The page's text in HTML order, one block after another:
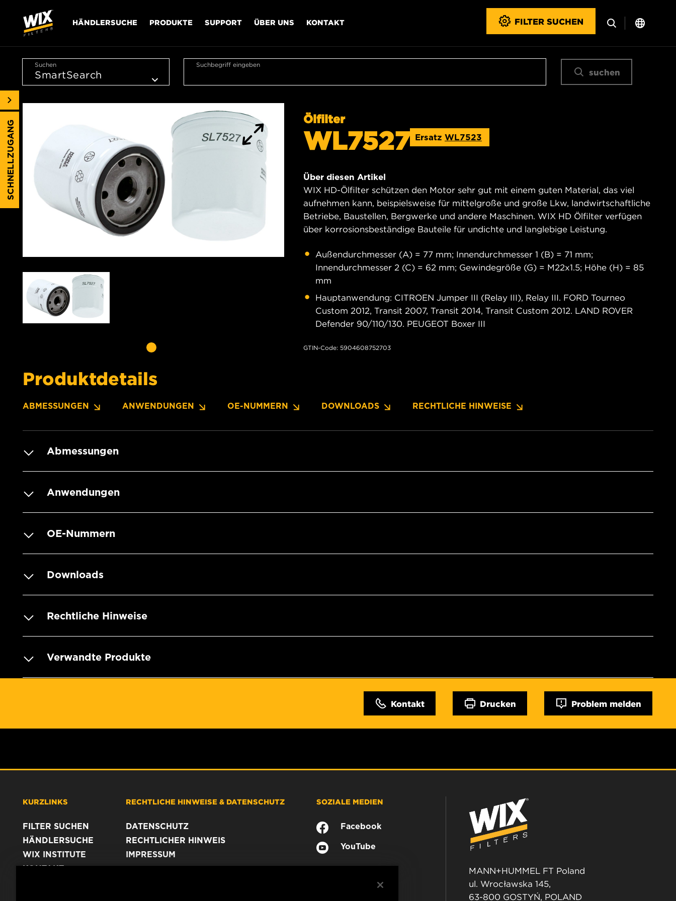
HÄNDLERSUCHE PRODUKTE SUPPORT ÜBER UNS KONTAKT FILTER SUCHEN
Suchen Suchbegriff eingeben
suchen
Ölfilter
WL7527 Ersatz WL7523
Über diesen Artikel
WIX HD-Ölfilter schützen den Motor sehr gut mit einem guten Material, das viel
aufnehmen kann, beispielsweise für mittelgroße und große Lkw, landwirtschaftliche
Betriebe, Baustellen, Bergwerke und andere Maschinen. WIX HD Ölfilter verfügen
über korrosionsbeständige Bauteile für undichte und langlebige Leistung.
Außendurchmesser (A) = 77 mm; Innendurchmesser 1 (B) = 71 mm;
Innendurchmesser 2 (C) = 62 mm; Gewindegröße (G) = M22x1.5; Höhe (H) = 85
mm
Hauptanwendung: CITROEN Jumper III (Relay III), Relay III. FORD Tourneo
Custom 2012, Transit 2007, Transit 2014, Transit Custom 2012. LAND ROVER
Defender 90/110/130. PEUGEOT Boxer III
GTIN-Code: 5904608752703
Produktdetails
ABMESSUNGEN ANWENDUNGEN OE-NUMMERN DOWNLOADS RECHTLICHE HINWEISE
Abmessungen
Anwendungen
OE-Nummern
Downloads
Rechtliche Hinweise
Verwandte Produkte
Kontakt Drucken Problem melden
SCHNELLZUGANG
KURZLINKS
FILTER SUCHEN
HÄNDLERSUCHE
WIX INSTITUTE
KONTAKT
RECHTLICHE HINWEISE & DATENSCHUTZ
DATENSCHUTZ
RECHTLICHER HINWEIS
IMPRESSUM
SOZIALE MEDIEN
Facebook
YouTube
MANN+HUMMEL FT Poland
ul. Wrocławska 145,
63-800 GOSTYŃ, POLAND